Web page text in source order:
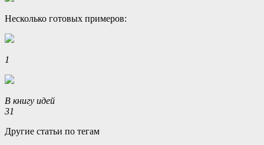
Несколько готовых примеров:
1
В книгу идей
31
Другие статьи по тегам